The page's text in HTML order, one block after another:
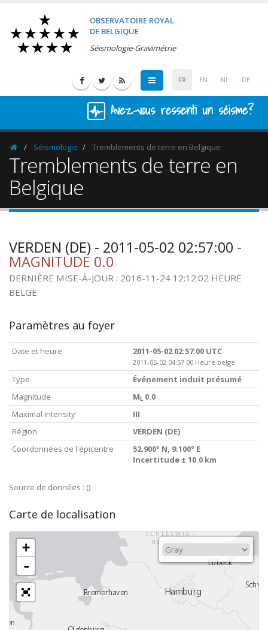
OBSERVATOIRE ROYAL
DE BELGIQUE
Séismologie-Gravimétrie
FR EN NL DE
Avez-vous ressenti un séisme?
HomepageSéismologie Tremblements de terre en Belgique
Tremblements de terre en
Belgique
VERDEN (DE) - 2011-05-02 02:57:00 -
MAGNITUDE 0.0
DERNIÈRE MISE-À-JOUR : 2016-11-24 12:12:02 HEURE
BELGE
Paramètres au foyer
Date et heure 2011-05-02 02:57:00 UTC
2011-05-02 04:57:00 Heure belge
Type
Événement induit présumé
Magnitude
M L 0.0
Maximal intensity
III
Région
VERDEN (DE)
Coordonnées de l'épicentre
52.900° N, 9.100° E
Incertitude ± 10.0 km
Source de données : ()
Carte de localisation
+
-